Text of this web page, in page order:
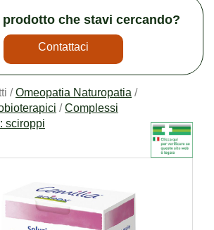
che stavi cercando?
Contattaci
/Omeopatia Naturopatia /
/Complessi
sciroppi